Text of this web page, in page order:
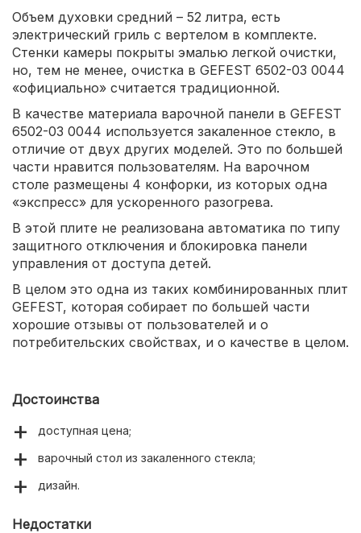
Объем духовки средний – 52 литра, есть
электрический гриль с вертелом в комплекте.
Стенки камеры покрыты эмалью легкой очистки,
но, тем не менее, очистка в GEFEST 6502-03 0044
«официально» считается традиционной.
В качестве материала варочной панели в GEFEST
6502-03 0044 используется закаленное стекло, в
отличие от двух других моделей. Это по большей
части нравится пользователям. На варочном
столе размещены 4 конфорки, из которых одна
«экспресс» для ускоренного разогрева.
В этой плите не реализована автоматика по типу
защитного отключения и блокировка панели
управления от доступа детей.
В целом это одна из таких комбинированных плит
GEFEST, которая собирает по большей части
хорошие отзывы от пользователей и о
потребительских свойствах, и о качестве в целом.
Достоинства
доступная цена;
варочный стол из закаленного стекла;
дизайн.
Недостатки